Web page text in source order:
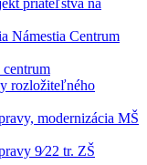
priateľstva na
Námestia Centrum
centrum
rozložiteľného
modernizácia MŠ
9⁄22 tr. ZŠ